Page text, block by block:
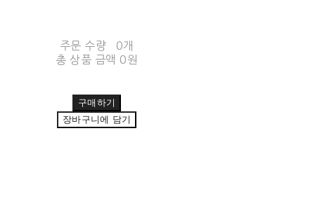
주문 수량
0개
총 상품 금액 0원
구매하기
장바구니에 담기